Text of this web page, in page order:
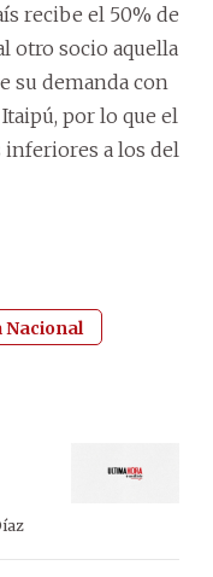
recibe el 50% de
otro socio aquella
su demanda con
por lo que el
inferiores a los del
Nacional